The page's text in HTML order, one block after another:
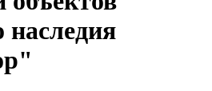
наследия